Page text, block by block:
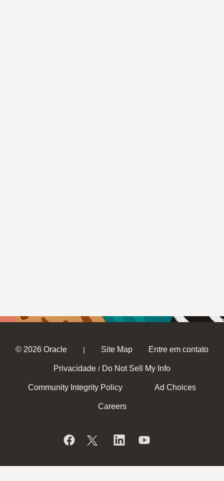
© 2026 Oracle | Site Map Entre em contato
Privacidade / Do Not Sell My Info
Community Integrity Policy Ad Choices
Careers